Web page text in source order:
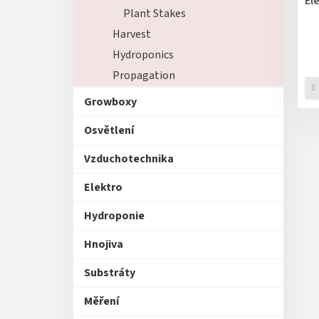
Plant Stakes
Harvest
Hydroponics
Propagation
Growboxy
Osvětlení
Vzduchotechnika
Elektro
Hydroponie
Hnojiva
Substráty
Měření